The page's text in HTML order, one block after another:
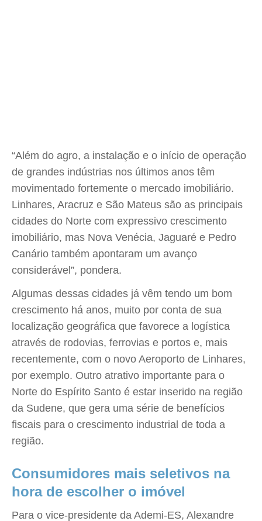
“Além do agro, a instalação e o início de operação
de grandes indústrias nos últimos anos têm
movimentado fortemente o mercado imobiliário.
Linhares, Aracruz e São Mateus são as principais
cidades do Norte com expressivo crescimento
imobiliário, mas Nova Venécia, Jaguaré e Pedro
Canário também apontaram um avanço
considerável”, pondera.
Algumas dessas cidades já vêm tendo um bom
crescimento há anos, muito por conta de sua
localização geográfica que favorece a logística
através de rodovias, ferrovias e portos e, mais
recentemente, com o novo Aeroporto de Linhares,
por exemplo. Outro atrativo importante para o
Norte do Espírito Santo é estar inserido na região
da Sudene, que gera uma série de benefícios
fiscais para o crescimento industrial de toda a
região.
Consumidores mais seletivos na
hora de escolher o imóvel
Para o vice-presidente da Ademi-ES, Alexandre